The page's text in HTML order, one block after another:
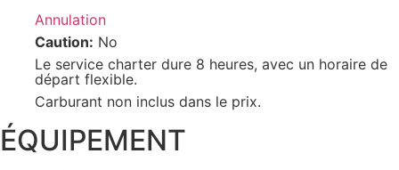
Annulation
Caution: No
Le service charter dure 8 heures, avec un horaire de
départ flexible.
Carburant non inclus dans le prix.
ÉQUIPEMENT